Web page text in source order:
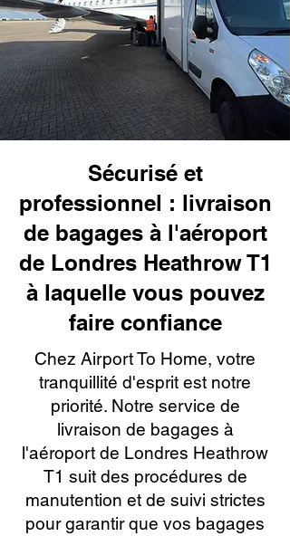
Sécurisé et
professionnel : livraison
de bagages à l'aéroport
de Londres Heathrow T1
à laquelle vous pouvez
faire confiance
Chez Airport To Home, votre
tranquillité d'esprit est notre
priorité. Notre service de
livraison de bagages à
l'aéroport de Londres Heathrow
T1 suit des procédures de
manutention et de suivi strictes
pour garantir que vos bagages